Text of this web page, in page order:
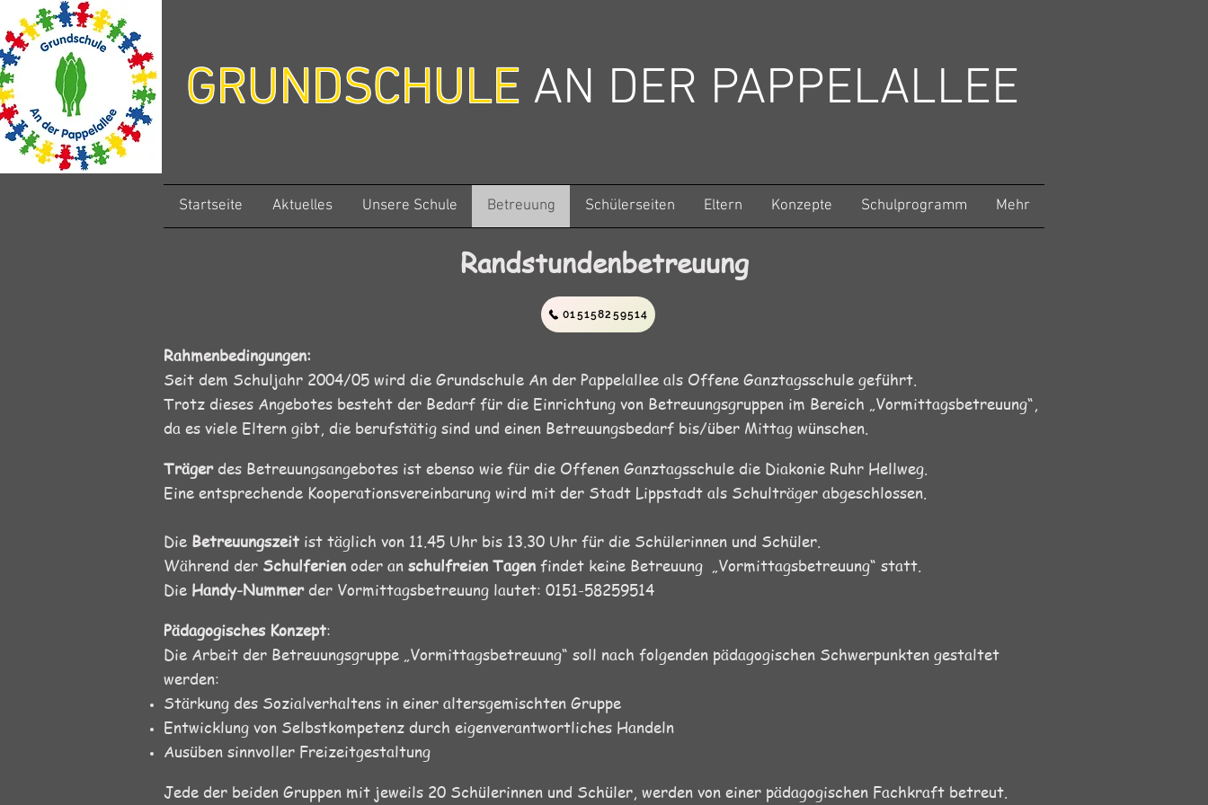
GRUNDSCHULE AN DER PAPPELALLEE
Startseite Aktuelles Unsere Schule Betreuung Schülerseiten Eltern Konzepte Schulprogramm Mehr
Randstundenbetreuung
Rahmenbedingungen:
Seit dem Schuljahr 2004/05 wird die Grundschule An der Pappelallee als Offene Ganztagsschule geführt.
Trotz dieses Angebotes besteht der Bedarf für die Einrichtung von Betreuungsgruppen im Bereich „Vormittagsbetreuung“,
da es viele Eltern gibt, die berufstätig sind und einen Betreuungsbedarf bis/über Mittag wünschen.
Trägerdes Betreuungsangebotes ist ebenso wie für die Offenen Ganztagsschule die Diakonie Ruhr Hellweg.
Eine entsprechende Kooperationsvereinbarung wird mit der Stadt Lippstadt als Schulträger abgeschlossen.
Die Betreuungszeit ist täglich von 11.45 Uhr bis 13.30 Uhr für die Schülerinnen und Schüler.
Während der Schulferien oder an schulfreien Tagen findet keine Betreuung „Vormittagsbetreuung“ statt.
Die Handy-Nummerder Vormittagsbetreuung lautet: 0151-58259514
Pädagogisches Konzept:
Die Arbeit der Betreuungsgruppe „Vormittagsbetreuung“ soll nach folgenden pädagogischen Schwerpunkten gestaltet
werden:
Stärkung des Sozialverhaltens in einer altersgemischten Gruppe
Entwicklung von Selbstkompetenz durch eigenverantwortliches Handeln
Ausüben sinnvoller Freizeitgestaltung
Jede der beiden Gruppen mit jeweils 20 Schülerinnen und Schüler, werden von einer pädagogischen Fachkraft betreut.
015158259514